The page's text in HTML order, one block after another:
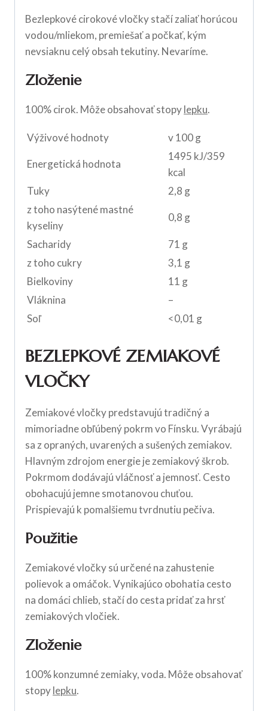
Bezlepkové cirokové vločky stačí zaliať horúcou
vodou/mliekom, premiešať a počkať, kým
nevsiaknu celý obsah tekutiny. Nevaríme.
Zloženie
100% cirok. Môže obsahovať stopylepku.
Výživové hodnoty v 100 g
Energetická hodnota
1495 kJ/359
kcal
Tuky
2,8 g
z toho nasýtené mastné
kyseliny
0,8 g
Sacharidy
71 g
z toho cukry
3,1 g
Bielkoviny
11 g
Vláknina
–
Soľ
<0,01 g
BEZLEPKOVÉ ZEMIAKOVÉ
VLOČKY
Zemiakové vločky predstavujú tradičný a
mimoriadne obľúbený pokrm vo Fínsku. Vyrábajú
sa z opraných, uvarených a sušených zemiakov.
Hlavným zdrojom energie je zemiakový škrob.
Pokrmom dodávajú vláčnosť a jemnosť. Cesto
obohacujú jemne smotanovou chuťou.
Prispievajú k pomalšiemu tvrdnutiu pečiva.
Použitie
Zemiakové vločky sú určené na zahustenie
polievok a omáčok. Vynikajúco obohatia cesto
na domáci chlieb, stačí do cesta pridať za hrsť
zemiakových vločiek.
Zloženie
100% konzumné zemiaky, voda. Môže obsahovať
stopylepku.